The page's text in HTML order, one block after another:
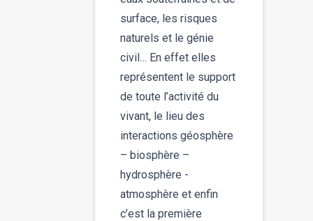
surface, les risques
naturels et le génie
civil… En effet elles
représentent le support
de toute l’activité du
vivant, le lieu des
interactions géosphère
– biosphère –
hydrosphère -
atmosphère et enfin
c’est la première